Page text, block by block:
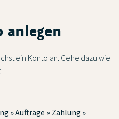
anlegen
ein Konto an. Gehe dazu wie
» Aufträge » Zahlung »